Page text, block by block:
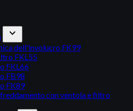
expand_more
dell'involucro FK99
FKL55
FKL66
FB98
FK89
con ventola e filtro